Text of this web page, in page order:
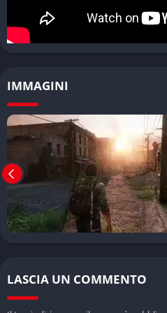
Il gameplay combina
armi sono poche, le munizioni
giocatore a scegliere come
distrarre i nemici. Oppure si può
pesa, ogni errore si paga.
Il combattimento corpo a corpo è
un supereroe, ma un uomo
pesanti, violente, e il giocatore
Crafting e sopravvivenza
Durante l’esplorazione si
decisioni rapide. Creare un’arma
potenziare o risparmiare per dopo?
IMMAGINI
LASCIA UN COMMENTO